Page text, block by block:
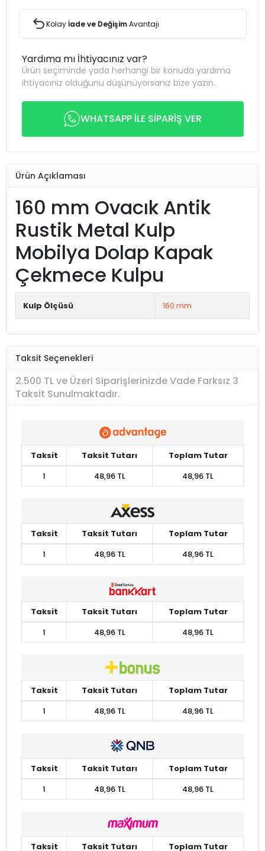
Kolayİade ve DeğişimAvantajı
Yardıma mı İhtiyacınız var?
Ürün seçiminde yada herhangi bir konuda yardıma
ihtiyacınız olduğunu düşünüyorsanız bize yazın.
WHATSAPP İLE SİPARİŞ VER
Ürün Açıklaması
160 mm Ovacık Antik
Rustik Metal Kulp
Mobilya Dolap Kapak
Çekmece Kulpu
Kulp Ölçüsü 160 mm
Taksit Seçenekleri
2.500 TL ve Üzeri Siparişlerinizde Vade Farksız 3
Taksit Sunulmaktadır.
Taksit Taksit Tutarı
Toplam Tutar
1
48,96 TL 48,96 TL
Taksit Taksit Tutarı
Toplam Tutar
1
48,96 TL 48,96 TL
Taksit Taksit Tutarı
Toplam Tutar
1
48,96 TL 48,96 TL
Taksit Taksit Tutarı
Toplam Tutar
1
48,96 TL 48,96 TL
Taksit Taksit Tutarı
Toplam Tutar
1
48,96 TL 48,96 TL
Taksit Taksit Tutarı Toplam Tutar